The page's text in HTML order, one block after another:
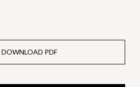
DOWNLOAD PDF